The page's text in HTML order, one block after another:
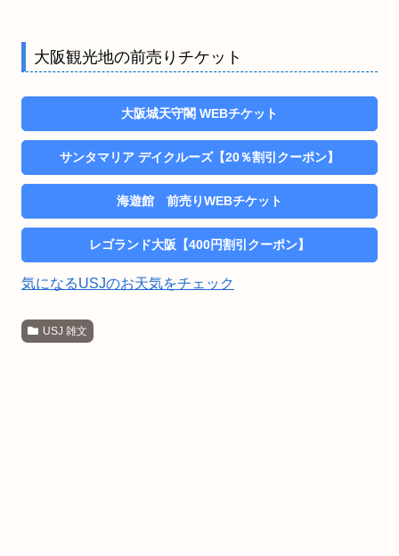
大阪観光地の前売りチケット
大阪城天守閣 WEBチケット
サンタマリア デイクルーズ【20％割引クーポン】
海遊館 前売りWEBチケット
レゴランド大阪【400円割引クーポン】
気になるUSJのお天気をチェック
USJ 雑文